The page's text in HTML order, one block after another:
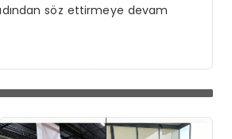
söz ettirmeye devam